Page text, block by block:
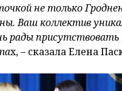
не только
Ваш коллектив
рады присутствовать
х, – сказала Елена